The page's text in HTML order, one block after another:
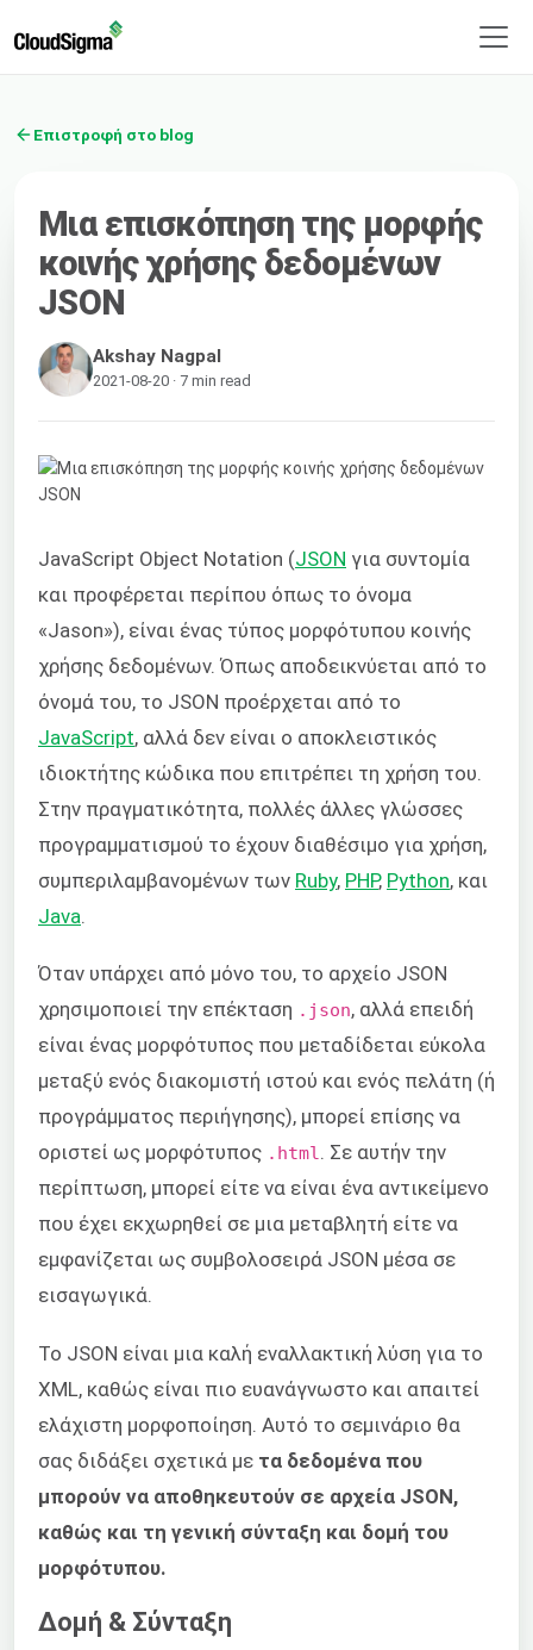
Επιστροφή στο blog
Μια επισκόπηση της μορφής
κοινής χρήσης δεδομένων
JSON
Akshay Nagpal
2021-08-20 · 7 min read
JavaScript Object Notation (JSON για συντομία
και προφέρεται περίπου όπως το όνομα
«Jason»), είναι ένας τύπος μορφότυπου κοινής
χρήσης δεδομένων. Όπως αποδεικνύεται από το
όνομά του, το JSON προέρχεται από το
JavaScript, αλλά δεν είναι ο αποκλειστικός
ιδιοκτήτης κώδικα που επιτρέπει τη χρήση του.
Στην πραγματικότητα, πολλές άλλες γλώσσες
προγραμματισμού το έχουν διαθέσιμο για χρήση,
συμπεριλαμβανομένων των Ruby, PHP, Python, και
Java
Όταν υπάρχει από μόνο του, το αρχείο JSON
χρησιμοποιεί την επέκταση .json, αλλά επειδή
είναι ένας μορφότυπος που μεταδίδεται εύκολα
μεταξύ ενός διακομιστή ιστού και ενός πελάτη (ή
προγράμματος περιήγησης), μπορεί επίσης να
οριστεί ως μορφότυπος .html . Σε αυτήν την
περίπτωση, μπορεί είτε να είναι ένα αντικείμενο
που έχει εκχωρηθεί σε μια μεταβλητή είτε να
εμφανίζεται ως συμβολοσειρά JSON μέσα σε
εισαγωγικά.
Το JSON είναι μια καλή εναλλακτική λύση για το
XML, καθώς είναι πιο ευανάγνωστο και απαιτεί
ελάχιστη μορφοποίηση. Αυτό το σεμινάριο θα
σας διδάξει σχετικά με τα δεδομένα που
μπορούν να αποθηκευτούν σε αρχεία JSON,
καθώς και τη γενική σύνταξη και δομή του
μορφότυπου.
Δομή & Σύνταξη